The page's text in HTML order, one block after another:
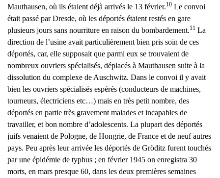
Mauthausen, où ils étaient déjà arrivés le 13 février.10 Le convoi
était passé par Dresde, où les déportés étaient restés en gare
plusieurs jours sans nourriture en raison du bombardement.11 La
direction de l’usine avait particulièrement bien pris soin de ces
déportés, car, elle supposait que parmi eux se trouvaient de
nombreux ouvriers spécialisés, déplacés à Mauthausen suite à la
dissolution du complexe de Auschwitz. Dans le convoi il y avait
bien les ouvriers spécialisés espérés (conducteurs de machines,
tourneurs, électriciens etc…) mais en très petit nombre, des
déportés en partie très gravement malades et incapables de
travailler, et bon nombre d’adolescents. La plupart des déportés
juifs venaient de Pologne, de Hongrie, de France et de neuf autres
pays. Peu après leur arrivée les déportés de Gröditz furent touchés
par une épidémie de typhus ; en février 1945 on enregistra 30
morts, en mars presque 60, dans les deux premières semaines